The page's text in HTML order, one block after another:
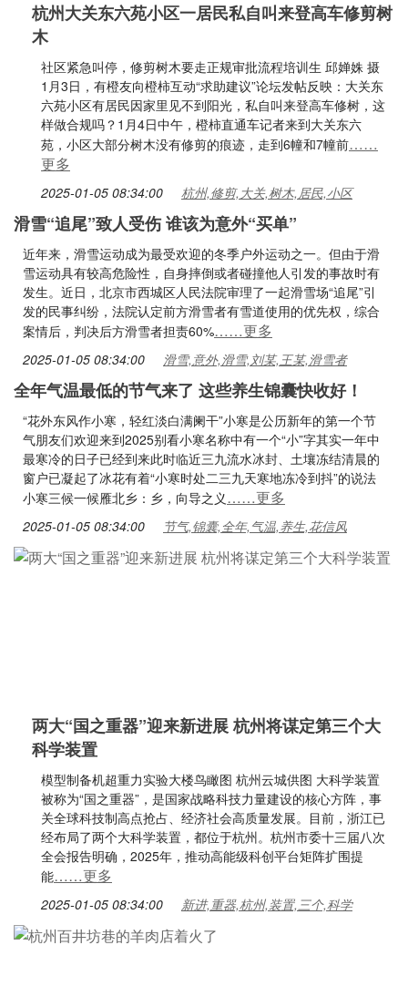
杭州大关东六苑小区一居民私自叫来登高车修剪树
木
社区紧急叫停，修剪树木要走正规审批流程培训生 邱婵姝 摄
1月3日，有橙友向橙柿互动“求助建议”论坛发帖反映：大关东
六苑小区有居民因家里见不到阳光，私自叫来登高车修树，这
样做合规吗？1月4日中午，橙柿直通车记者来到大关东六
苑，小区大部分树木没有修剪的痕迹，走到6幢和7幢前……
更多
2025-01-05 08:34:00 杭州,修剪,大关,树木,居民,小区
滑雪“追尾”致人受伤 谁该为意外“买单”
近年来，滑雪运动成为最受欢迎的冬季户外运动之一。但由于滑
雪运动具有较高危险性，自身摔倒或者碰撞他人引发的事故时有
发生。近日，北京市西城区人民法院审理了一起滑雪场“追尾”引
发的民事纠纷，法院认定前方滑雪者有雪道使用的优先权，综合
案情后，判决后方滑雪者担责60%……更多
2025-01-05 08:34:00 滑雪,意外,滑雪,刘某,王某,滑雪者
全年气温最低的节气来了 这些养生锦囊快收好！
“花外东风作小寒，轻红淡白满阑干”小寒是公历新年的第一个节
气朋友们欢迎来到2025别看小寒名称中有一个“小”字其实一年中
最寒冷的日子已经到来此时临近三九流水冰封、土壤冻结清晨的
窗户已凝起了冰花有着“小寒时处二三九天寒地冻冷到抖”的说法
小寒三候一候雁北乡：乡，向导之义……更多
2025-01-05 08:34:00 节气,锦囊,全年,气温,养生,花信风
两大“国之重器”迎来新进展 杭州将谋定第三个大
科学装置
模型制备机超重力实验大楼鸟瞰图 杭州云城供图 大科学装置
被称为“国之重器”，是国家战略科技力量建设的核心方阵，事
关全球科技制高点抢占、经济社会高质量发展。目前，浙江已
经布局了两个大科学装置，都位于杭州。杭州市委十三届八次
全会报告明确，2025年，推动高能级科创平台矩阵扩围提
能……更多
2025-01-05 08:34:00 新进,重器,杭州,装置,三个,科学